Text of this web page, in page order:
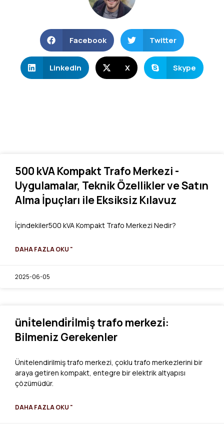
Facebook Twitter
LinkedIn X Skype
500 kVA Kompakt Trafo Merkezi -
Uygulamalar, Teknik Özellikler ve Satın
Alma İpuçları ile Eksiksiz Kılavuz
İçindekiler500 kVA Kompakt Trafo Merkezi Nedir?
DAHA FAZLA OKU "
2025-06-05
üni̇telendi̇ri̇lmi̇ş trafo merkezi̇:
Bilmeniz Gerekenler
Ünitelendirilmiş trafo merkezi, çoklu trafo merkezlerini bir
araya getiren kompakt, entegre bir elektrik altyapısı
çözümüdür.
DAHA FAZLA OKU "